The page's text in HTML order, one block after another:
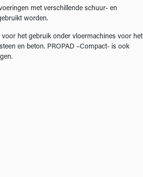
met verschillende schuur- en
worden.
het gebruik onder vloermachines voor het
en beton. PROPAD –Compact- is ook